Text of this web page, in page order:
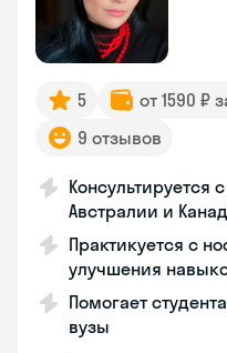
5 от 1590 ₽
9 отзывов
Консультируется
Австралии и
Практикуется с
улучшения
Помогает
вузы